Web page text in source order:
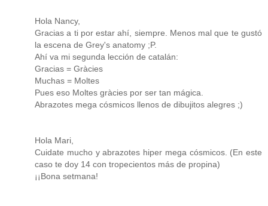
Hola Nancy,
Gracias a ti por estar ahí, siempre. Menos mal que te gustó
la escena de Grey's anatomy ;P.
Ahí va mi segunda lección de catalán:
Gracias = Gràcies
Muchas = Moltes
Pues eso Moltes gràcies por ser tan mágica.
Abrazotes mega cósmicos llenos de dibujitos alegres ;)
Hola Mari,
Cuidate mucho y abrazotes hiper mega cósmicos. (En este
caso te doy 14 con tropecientos más de propina)
¡¡Bona setmana!